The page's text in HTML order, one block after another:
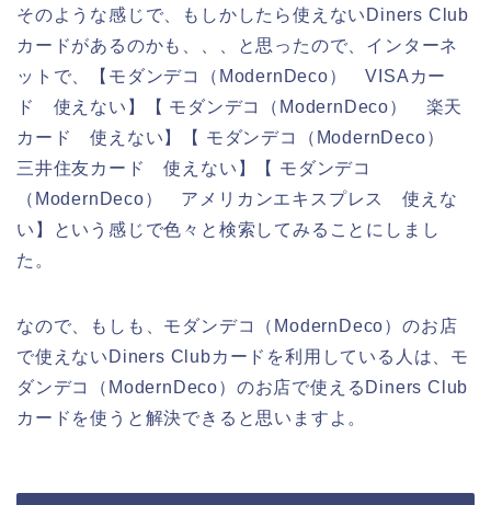
そのような感じで、もしかしたら使えないDiners Club
カードがあるのかも、、、と思ったので、インターネ
ットで、【モダンデコ（ModernDeco） VISAカー
ド 使えない】【 モダンデコ（ModernDeco） 楽天
カード 使えない】【 モダンデコ（ModernDeco）
三井住友カード 使えない】【 モダンデコ
（ModernDeco） アメリカンエキスプレス 使えな
い】という感じで色々と検索してみることにしまし
た。
なので、もしも、モダンデコ（ModernDeco）のお店
で使えないDiners Clubカードを利用している人は、モ
ダンデコ（ModernDeco）のお店で使えるDiners Club
カードを使うと解決できると思いますよ。